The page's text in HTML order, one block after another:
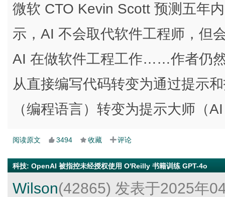
微软 CTO Kevin Scott 预测五年
示，AI 不会取代软件工程师，但
AI 在做软件工程工作……作者仍
从直接编写代码转变为通过提示
（编程语言）转变为提示大师（
阅读原文 3494 收藏 评论
科技: OpenAI 被指控未经授权使用 O'Reilly 书籍训练 GPT-4o
Wilson(42865) 发表于2025年